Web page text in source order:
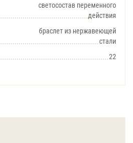
светосостав переменного
действия
браслет из нержавеющей
стали
22